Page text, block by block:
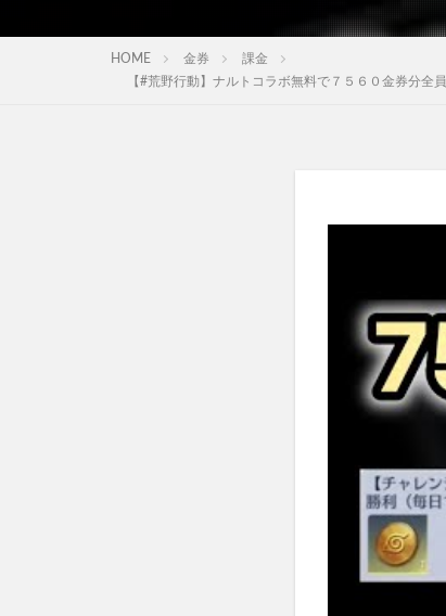
HOME 金券
課金
【#荒野行動】ナルトコラボ無料で７５６０金券分